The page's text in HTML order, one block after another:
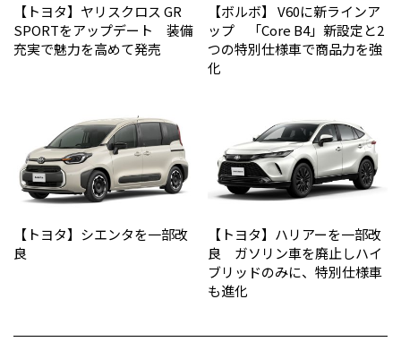
【トヨタ】ヤリスクロス GR
SPORTをアップデート 装備
充実で魅力を高めて発売
【ボルボ】 V60に新ラインア
ップ 「Core B4」新設定と2
つの特別仕様車で商品力を強
化
【トヨタ】シエンタを一部改
良
【トヨタ】ハリアーを一部改
良 ガソリン車を廃止しハイ
ブリッドのみに、特別仕様車
も進化